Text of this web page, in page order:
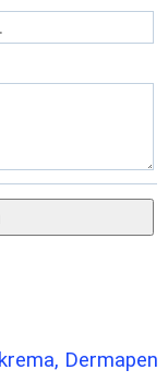
Dermapen